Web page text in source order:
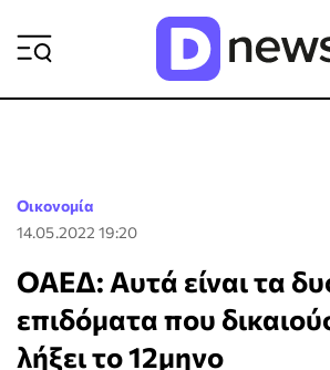
Οικονομία
14.05.2022 19:20
ΟΑΕΔ: Αυτά είναι τα
επιδόματα που
λήξει το 12μηνο